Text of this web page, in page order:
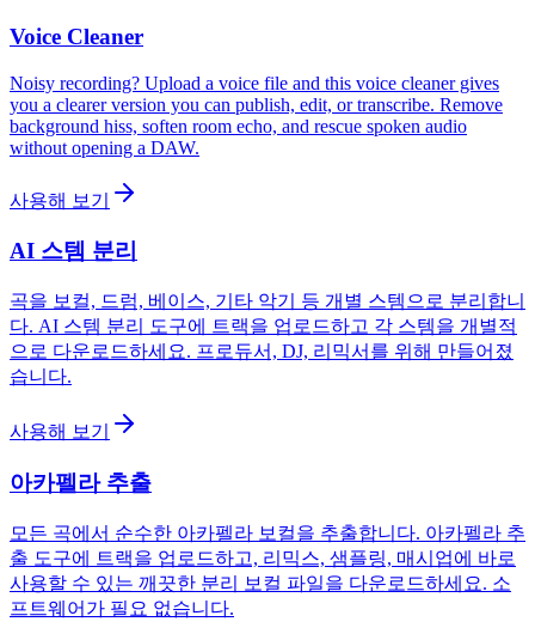
Voice Cleaner
Noisy recording? Upload a voice file and this voice cleaner gives
you a clearer version you can publish, edit, or transcribe. Remove
background hiss, soften room echo, and rescue spoken audio
without opening a DAW.
사용해 보기
AI 스템 분리
곡을 보컬, 드럼, 베이스, 기타 악기 등 개별 스템으로 분리합니
다. AI 스템 분리 도구에 트랙을 업로드하고 각 스템을 개별적
으로 다운로드하세요. 프로듀서, DJ, 리믹서를 위해 만들어졌
습니다.
사용해 보기
아카펠라 추출
모든 곡에서 순수한 아카펠라 보컬을 추출합니다. 아카펠라 추
출 도구에 트랙을 업로드하고, 리믹스, 샘플링, 매시업에 바로
사용할 수 있는 깨끗한 분리 보컬 파일을 다운로드하세요. 소
프트웨어가 필요 없습니다.